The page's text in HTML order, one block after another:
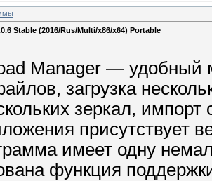
Stable (2016/Rus/Multi/x86/x64) Portable
Manager — удобный
загрузка
зеркал,
присутствует
имеет одну
функция